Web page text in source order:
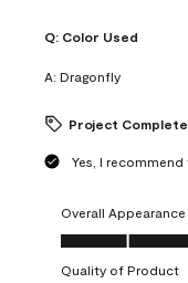
Q: Color Used
A: Dragonfly
Project
Yes, I
Overall Appearance
Overall
Quality of Product